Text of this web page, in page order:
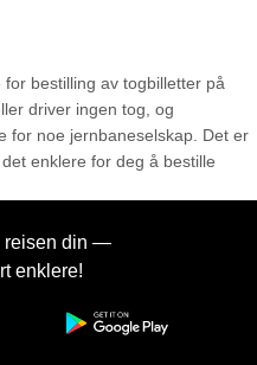
bestilling av togbilletter på
driver ingen tog, og
for noe jernbaneselskap. Det er
enklere for deg å bestille
reisen din —
enklere!